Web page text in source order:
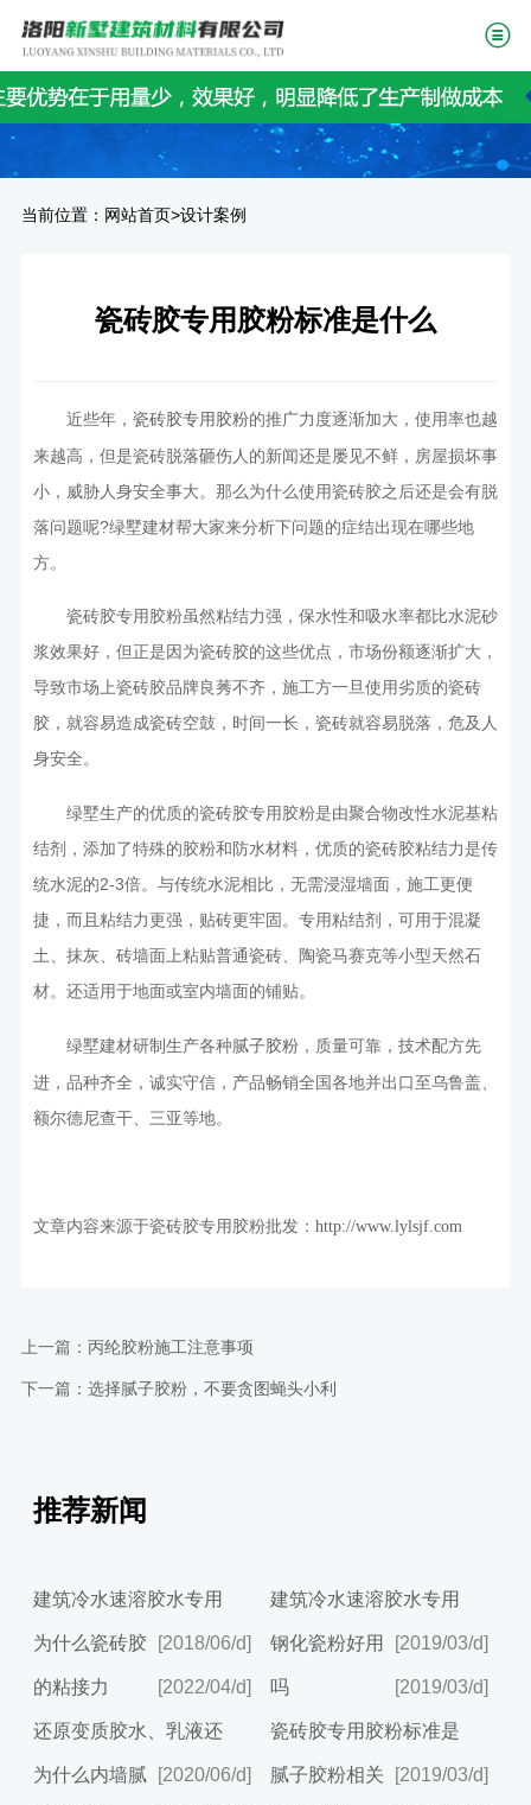
当前位置： 网站首页>设计案例
瓷砖胶专用胶粉标准是什么
近些年， 瓷砖胶专用胶粉的推广力度逐渐加大，使用率也越
来越高，但是瓷砖脱落砸伤人的新闻还是屡见不鲜，房屋损坏事
小，威胁人身安全事大。那么为什么使用瓷砖胶之后还是会有脱
落问题呢?绿墅建材帮大家来分析下问题的症结出现在哪些地
方。
瓷砖胶专用胶粉虽然粘结力强，保水性和吸水率都比水泥砂
浆效果好，但正是因为瓷砖胶的这些优点，市场份额逐渐扩大，
导致市场上瓷砖胶品牌良莠不齐，施工方一旦使用劣质的瓷砖
胶，就容易造成瓷砖空鼓，时间一长，瓷砖就容易脱落，危及人
身安全。
绿墅生产的优质的瓷砖胶专用胶粉是由聚合物改性水泥基粘
结剂，添加了特殊的胶粉和防水材料，优质的瓷砖胶粘结力是传
统水泥的2-3倍。与传统水泥相比，无需浸湿墙面，施工更便
捷，而且粘结力更强，贴砖更牢固。专用粘结剂，可用于混凝
土、抹灰、砖墙面上粘贴普通瓷砖、陶瓷马赛克等小型天然石
材。还适用于地面或室内墙面的铺贴。
绿墅建材研制生产各种腻子胶粉，质量可靠，技术配方先
进，品种齐全，诚实守信，产品畅销全国各地并出口至乌鲁盖、
额尔德尼查干、三亚等地。
文章内容来源于瓷砖胶专用胶粉批发： http://www.lylsjf.com
上一篇： 丙纶胶粉施工注意事项
下一篇： 选择腻子胶粉，不要贪图蝇头小利
推荐新闻
建筑冷水速溶胶水专用
[2018/06/d]
为什么瓷砖胶
的粘接力 [2022/04/d]
还原变质胶水、乳液还
[2020/06/d]
为什么内墙腻
建筑冷水速溶胶水专用
[2019/03/d]
钢化瓷粉好用
吗 [2019/03/d]
瓷砖胶专用胶粉标准是
[2019/03/d]
腻子胶粉相关